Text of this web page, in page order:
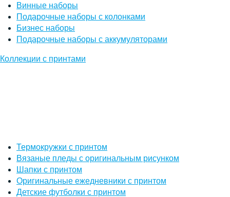
Винные наборы
Подарочные наборы с колонками
Бизнес наборы
Подарочные наборы с аккумуляторами
Коллекции с принтами
Термокружки с принтом
Вязаные пледы с оригинальным рисунком
Шапки с принтом
Оригинальные ежедневники с принтом
Детские футболки с принтом